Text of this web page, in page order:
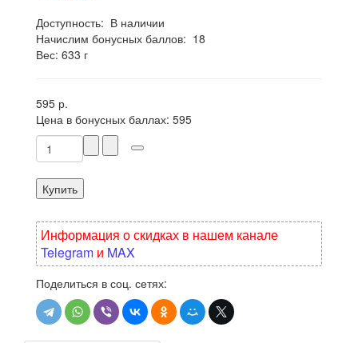
Доступность: В наличии
Начислим бонусных баллов: 18
Вес: 633 г
595 р.
Цена в бонусных баллах: 595
Купить
Информация о скидках в нашем канале
Telegram и MAX
Поделиться в соц. сетях: